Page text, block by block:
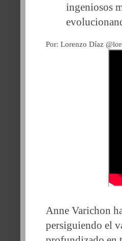
ingeniosos
Por: Lorenzo Díaz
Anne Varichon
persiguiendo el